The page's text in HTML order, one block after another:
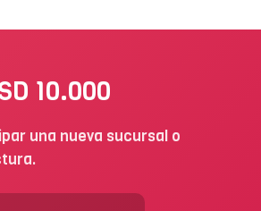
10.000
una nueva sucursal o